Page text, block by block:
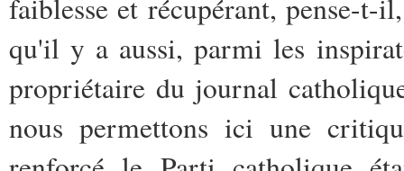
faiblesse et récupérant, pense-
qu'il y a aussi, parmi les
propriétaire du journal
nous permettons ici une